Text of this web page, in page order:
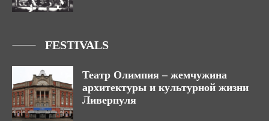
FESTIVALS
Театр Олимпия – жемчужина
архитектуры и культурной жизни
Ливерпуля